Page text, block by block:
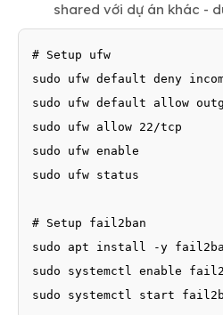
shared với dự án khác -
# Setup ufw
sudo ufw default deny
sudo ufw default allow
sudo ufw allow 22/tcp
sudo ufw enable
sudo ufw status
# Setup fail2ban
sudo apt install -y
sudo systemctl enable
sudo systemctl start